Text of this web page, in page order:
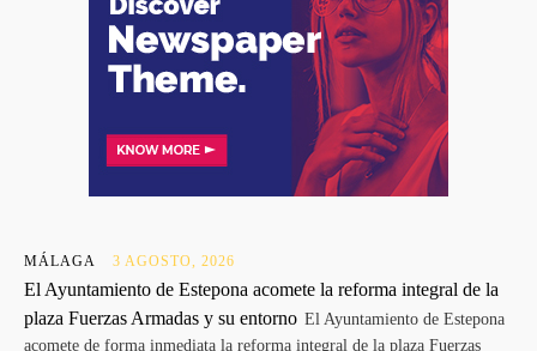
MÁLAGA 3 AGOSTO, 2026
El Ayuntamiento de Estepona acomete la reforma integral de la
plaza Fuerzas Armadas y su entorno El Ayuntamiento de Estepona
acomete de forma inmediata la reforma integral de la plaza Fuerzas